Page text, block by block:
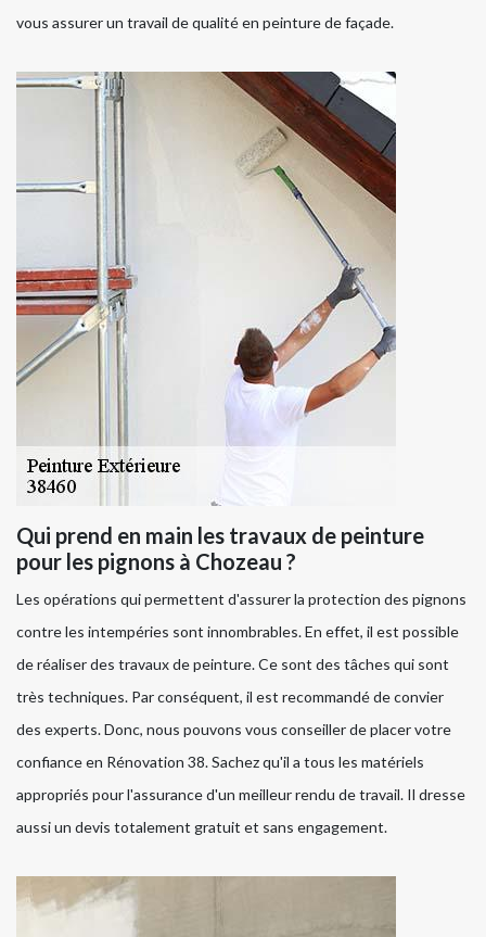
vous assurer un travail de qualité en peinture de façade.
Qui prend en main les travaux de peinture
pour les pignons à Chozeau ?
Les opérations qui permettent d'assurer la protection des pignons
contre les intempéries sont innombrables. En effet, il est possible
de réaliser des travaux de peinture. Ce sont des tâches qui sont
très techniques. Par conséquent, il est recommandé de convier
des experts. Donc, nous pouvons vous conseiller de placer votre
confiance en Rénovation 38. Sachez qu'il a tous les matériels
appropriés pour l'assurance d'un meilleur rendu de travail. Il dresse
aussi un devis totalement gratuit et sans engagement.